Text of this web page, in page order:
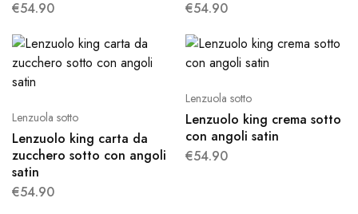
€54.90
€54.90
Lenzuola sotto
Lenzuolo king carta da
zucchero sotto con angoli
satin
€54.90
Lenzuola sotto
Lenzuolo king crema sotto
con angoli satin
€54.90